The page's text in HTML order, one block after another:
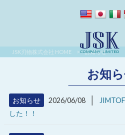
JSK刃物株式会社 HOME > お知らせ
お知
お知らせ 2026/06/08
した！！